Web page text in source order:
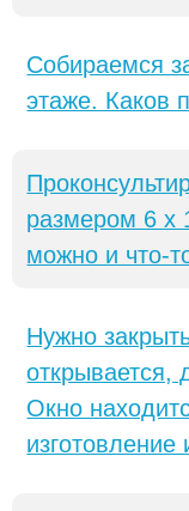
Собираемся
этаже. Каков
размером 6 х
можно и что-
Нужно
открывается,
Окно